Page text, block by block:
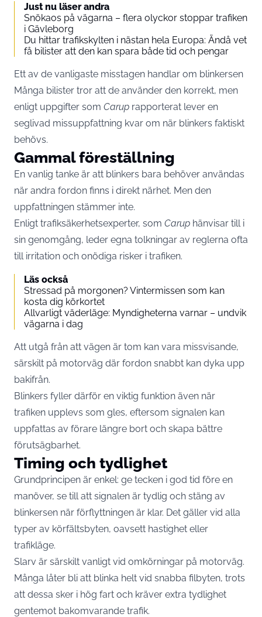
Just nu läser andra
Snökaos på vägarna – flera olyckor stoppar trafiken
i Gävleborg
Du hittar trafikskylten i nästan hela Europa: Ändå vet
få bilister att den kan spara både tid och pengar
Ett av de vanligaste misstagen handlar om blinkersen
Många bilister tror att de använder den korrekt, men
enligt uppgifter som Carup rapporterat lever en
seglivad missuppfattning kvar om när blinkers faktiskt
behövs.
Gammal föreställning
En vanlig tanke är att blinkers bara behöver användas
när andra fordon finns i direkt närhet. Men den
uppfattningen stämmer inte.
Enligt trafiksäkerhetsexperter, som Carup hänvisar till i
sin genomgång, leder egna tolkningar av reglerna ofta
till irritation och onödiga risker i trafiken.
Läs också
Stressad på morgonen? Vintermissen som kan
kosta dig körkortet
Allvarligt väderläge: Myndigheterna varnar – undvik
vägarna i dag
Att utgå från att vägen är tom kan vara missvisande,
särskilt på motorväg där fordon snabbt kan dyka upp
bakifrån.
Blinkers fyller därför en viktig funktion även när
trafiken upplevs som gles, eftersom signalen kan
uppfattas av förare längre bort och skapa bättre
förutsägbarhet.
Timing och tydlighet
Grundprincipen är enkel: ge tecken i god tid före en
manöver, se till att signalen är tydlig och stäng av
blinkersen när förflyttningen är klar. Det gäller vid alla
typer av körfältsbyten, oavsett hastighet eller
trafikläge.
Slarv är särskilt vanligt vid omkörningar på motorväg.
Många låter bli att blinka helt vid snabba filbyten, trots
att dessa sker i hög fart och kräver extra tydlighet
gentemot bakomvarande trafik.